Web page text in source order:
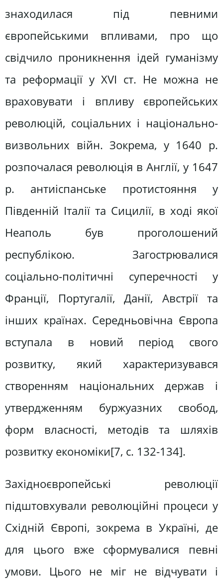
знаходилася під певними
європейськими впливами, про що
свідчило проникнення ідей гуманізму
та реформації у XVI ст. Не можна не
враховувати і впливу європейських
революцій, соціальних і національно-
визвольних війн. Зокрема, у 1640 р.
розпочалася революція в Англії, у 1647
р. антиіспанське протистояння у
Південній Італії та Сицилії, в ході якої
Неаполь був проголошений
республікою. Загострювалися
соціально-політичні суперечності у
Франції, Португалії, Данії, Австрії та
інших країнах. Середньовічна Європа
вступала в новий період свого
розвитку, який характеризувався
створенням національних держав і
утвердженням буржуазних свобод,
форм власності, методів та шляхів
розвитку економіки[7, c. 132-134].
Західноєвропейські революції
підштовхували революційні процеси у
Східній Європі, зокрема в Україні, де
для цього вже сформувалися певні
умови. Цього не міг не відчувати і